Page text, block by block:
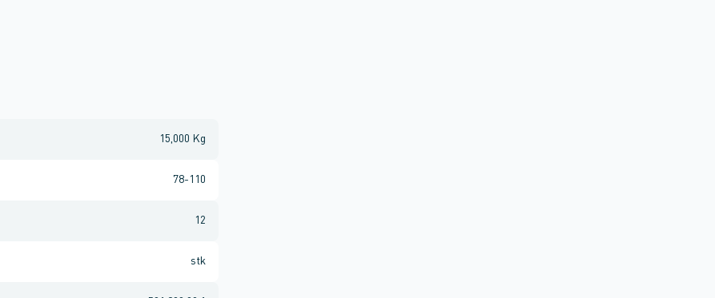
15,000 Kg
78-110
12
stk